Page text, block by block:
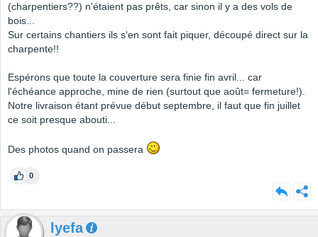
(charpentiers??) n'étaient pas prêts, car sinon il y a des vols de
bois...
Sur certains chantiers ils s'en sont fait piquer, découpé direct sur la
charpente!!
Espérons que toute la couverture sera finie fin avril... car
l'échéance approche, mine de rien (surtout que août= fermeture!).
Notre livraison étant prévue début septembre, il faut que fin juillet
ce soit presque abouti...
Des photos quand on passera
0
lyefa